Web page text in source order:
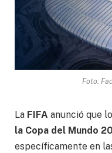
Foto:
La FIFA anunció que
la Copa del Mundo
específicamente en